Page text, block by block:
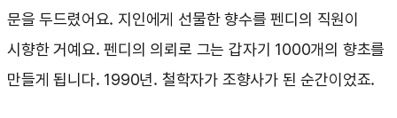
문을 두드렸어요. 지인에게 선물한 향수를 펜디의 직원이
시향한 거예요. 펜디의 의뢰로 그는 갑자기 1000개의 향초를
만들게 됩니다. 1990년. 철학자가 조향사가 된 순간이었죠.